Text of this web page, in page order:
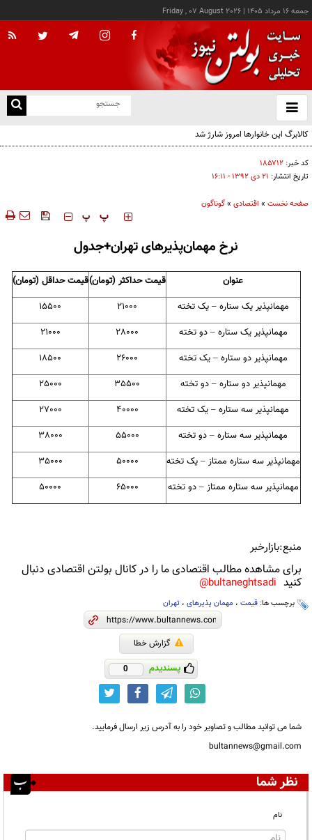
جمعه ۱۶ مرداد ۱۴۰۵ |
Friday , 07 August 2026
باز
و
کد خبر: ۱۸۵۷۱۲
تاریخ انتشار: ۲۱ دی ۱۳۹۲ - ۱۶:۱۱
صفحه نخست » اقتصادی »گوناگون
‍‍‍ پ پ
نرخ مهمان‌پذیرهای تهران+جدول
عنوان قیمت حداکثر (تومان)قیمت حداقل (تومان)
مهمانپذیر یک ستاره – یک تخته
21000
15500
مهمانپذیر یک ستاره – دو تخته
28000
21000
مهمانپذیر دو ستاره – یک تخته
26000
18500
مهمانپذیر دو ستاره – دو تخته
35500
25000
مهمانپذیر سه ستاره – یک تخته
40000
27000
مهمانپذیر سه ستاره – دو تخته
55000
38000
مهمانپذیر سه ستاره ممتاز – یک تخته
50000
35000
مهمانپذیر سه ستاره ممتاز – دو تخته
65000
50000
منبع:بازارخبر
برای مشاهده مطالب اقتصادی ما را در کانال بولتن اقتصادی دنبال
کنید bultaneghtsadi@
برچسب ها: قیمت ، مهمان پذیرهای ، تهران
گزارش خطا
پسندیدم 0
شما می توانید مطالب و تصاویر خود را به آدرس زیر ارسال فرمایید.
bultannews@gmail.com
نظر شما
نام